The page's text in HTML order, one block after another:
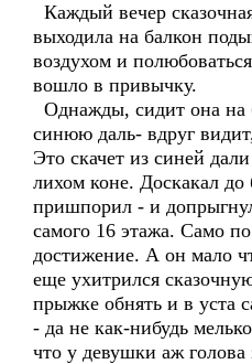
Каждый вечер
выходила на балкон
воздухом и
вошло в привычку.
Однажды, сидит она на
синюю даль- вдруг
Это скачет из синей
лихом коне. Доскакал
пришпорил - и
самого 16 этажа. Само
достижение. А он мало
еще ухитрился
прыжке обнять и в уста
- да не как-нибудь
что у девушки аж голова